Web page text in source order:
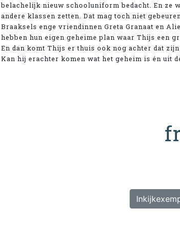
belachelijk nieuw schooluniform bedacht. En ze
andere klassen zetten. Dat mag toch niet
Braaksels enge vriendinnen Greta Granaat en
hebben hun eigen geheime plan waar Thijs een
En dan komt Thijs er thuis ook nog achter dat
Kan hij erachter komen wat het geheim is én uit